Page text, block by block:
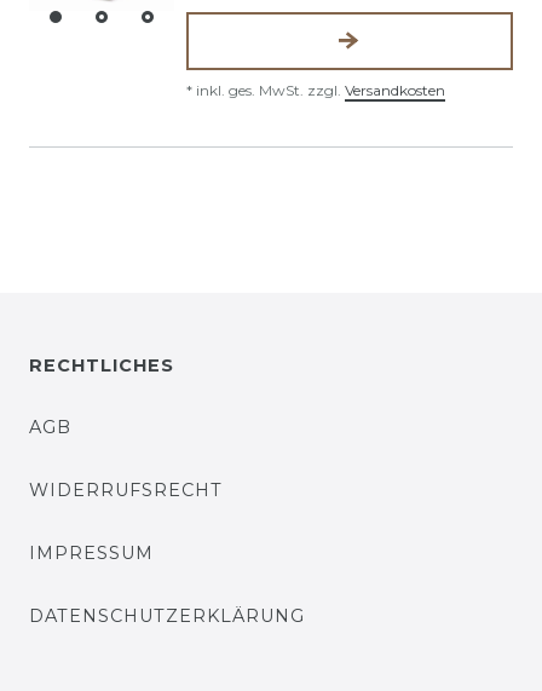
* inkl. ges. MwSt. zzgl. Versandkosten
RECHTLICHES
AGB
WIDERRUFSRECHT
IMPRESSUM
DATENSCHUTZERKLÄRUNG